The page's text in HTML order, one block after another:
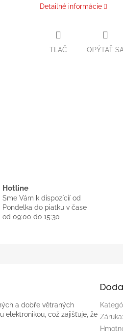
Detailné informácie
TLAČ OPÝTAŤ
Hotline
Sme Vám k dispozícií od
Pondelka do piatku v čase
od 09:00 do 15:30
a dobře větraných
elektronikou, což zajišťuje, že Záruka: